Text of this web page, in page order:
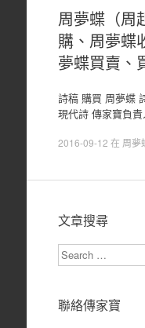
周夢蝶（周
購、周夢蝶
夢蝶買賣、
詩稿 購買 周夢蝶
現代詩 傳家寶負
2016-09-12 在 周夢
文章搜尋
Search
聯絡傳家寶